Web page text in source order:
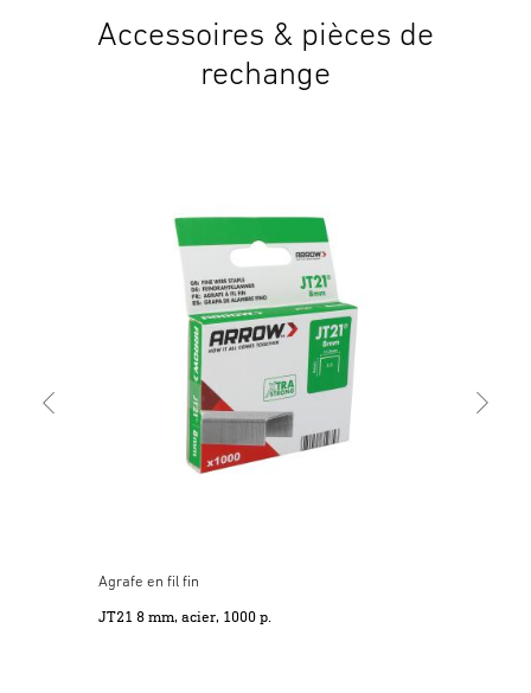
service@greatstareurope.com
Accessoires & pièces de
rechange
Agrafe en fil fin
JT21 8 mm, acier, 1000 p.